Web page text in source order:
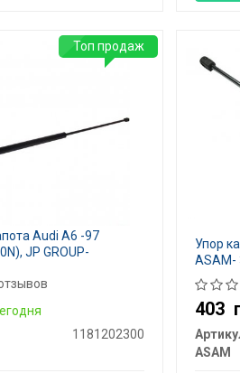
Audi A6 -97
JP GROUP-
1181202300
Топ продаж
Упор
ASAM-
403
ASAM